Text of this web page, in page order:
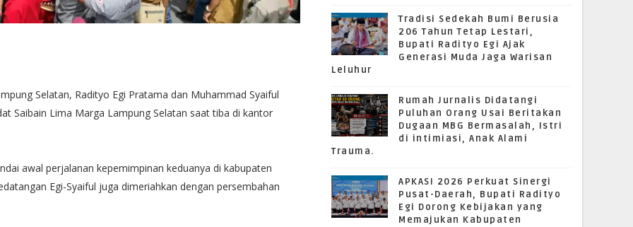
Selatan, Radityo Egi Pratama dan Muhammad Syaiful
Saibain Lima Marga Lampung Selatan saat tiba di kantor
awal perjalanan kepemimpinan keduanya di kabupaten
Egi-Syaiful juga dimeriahkan dengan persembahan
Tradisi Sedekah Bumi Berusia
206 Tahun Tetap Lestari,
Bupati Radityo Egi Ajak
Generasi Muda Jaga Warisan
Leluhur
Rumah Jurnalis Didatangi
Puluhan Orang Usai Beritakan
Dugaan MBG Bermasalah, Istri
di intimiasi, Anak Alami
Trauma.
APKASI 2026 Perkuat Sinergi
Pusat-Daerah, Bupati Radityo
Egi Dorong Kebijakan yang
Memajukan Kabupaten